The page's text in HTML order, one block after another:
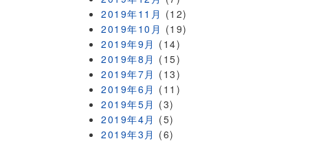
2019年11月 (12)
2019年10月 (19)
2019年9月 (14)
2019年8月 (15)
2019年7月 (13)
2019年6月 (11)
2019年5月 (3)
2019年4月 (5)
2019年3月 (6)